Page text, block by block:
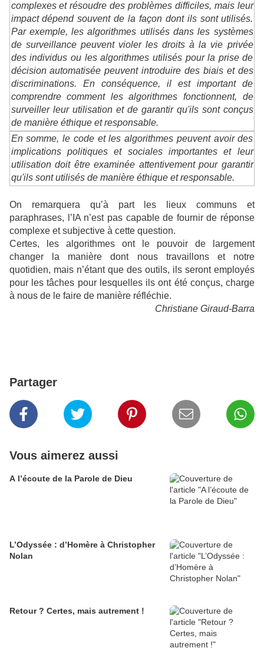
complexes et résoudre des problèmes difficiles, mais leur
impact dépend souvent de la façon dont ils sont utilisés.
Par exemple, les algorithmes utilisés dans les systèmes
de surveillance peuvent violer les droits à la vie privée
des individus ou les algorithmes utilisés pour la prise de
décision automatisée peuvent introduire des biais et des
discriminations. En conséquence, il est important de
comprendre comment les algorithmes fonctionnent, de
surveiller leur utilisation et de garantir qu'ils sont conçus
de manière éthique et responsable.
En somme, le code et les algorithmes peuvent avoir des
implications politiques et sociales importantes et leur
utilisation doit être examinée attentivement pour garantir
qu'ils sont utilisés de manière éthique et responsable.
On remarquera qu’à part les lieux communs et
paraphrases, l’IA n’est pas capable de fournir de réponse
complexe et subjective à cette question.
Certes, les algorithmes ont le pouvoir de largement
changer la manière dont nous travaillons et notre
quotidien, mais n’étant que des outils, ils seront employés
pour les tâches pour lesquelles ils ont été conçus, charge
à nous de le faire de manière réfléchie.
Christiane Giraud-Barra
Partager
Vous aimerez aussi
A l’écoute de la Parole de Dieu
L’Odyssée : d’Homère à Christopher
Nolan
Retour ? Certes, mais autrement !